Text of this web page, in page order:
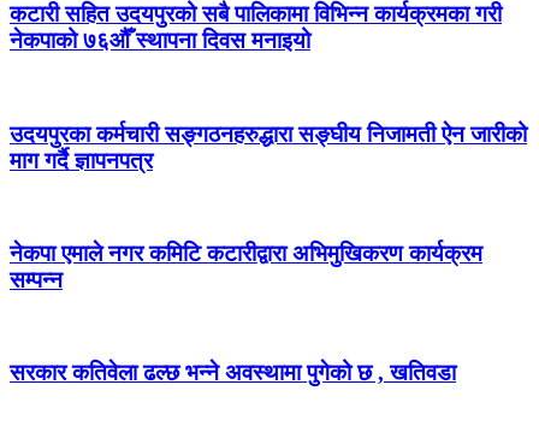
कटारी सहित उदयपुरको सबै पालिकामा विभिन्न कार्यक्रमका गरी
नेकपाको ७६औँ स्थापना दिवस मनाइयो
उदयपुरका कर्मचारी सङ्गठनहरुद्धारा सङ्घीय निजामती ऐन जारीको
माग गर्दै ज्ञापनपत्र
नेकपा एमाले नगर कमिटि कटारीद्वारा अभिमुखिकरण कार्यक्रम
सम्पन्न
सरकार कतिवेला ढल्छ भन्ने अवस्थामा पुगेको छ , खतिवडा